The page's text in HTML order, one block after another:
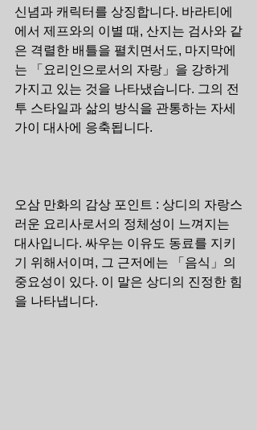
신념과 캐릭터를 상징합니다. 바라티에
에서 제프와의 이별 때, 산지는 검사와 같
은 격렬한 배틀을 펼치면서도, 마지막에
는 「요리인으로서의 자랑」을 강하게
가지고 있는 것을 나타냈습니다. 그의 전
투 스타일과 삶의 방식을 관통하는 자세
가이 대사에 응축됩니다.
오삼 만화의 감상 포인트 : 상디의 자랑스
러운 요리사로서의 정체성이 느껴지는
대사입니다. 싸우는 이유도 동료를 지키
기 위해서이며, 그 근저에는 「음식」의
중요성이 있다. 이 말은 상디의 진정한 힘
을 나타냅니다.